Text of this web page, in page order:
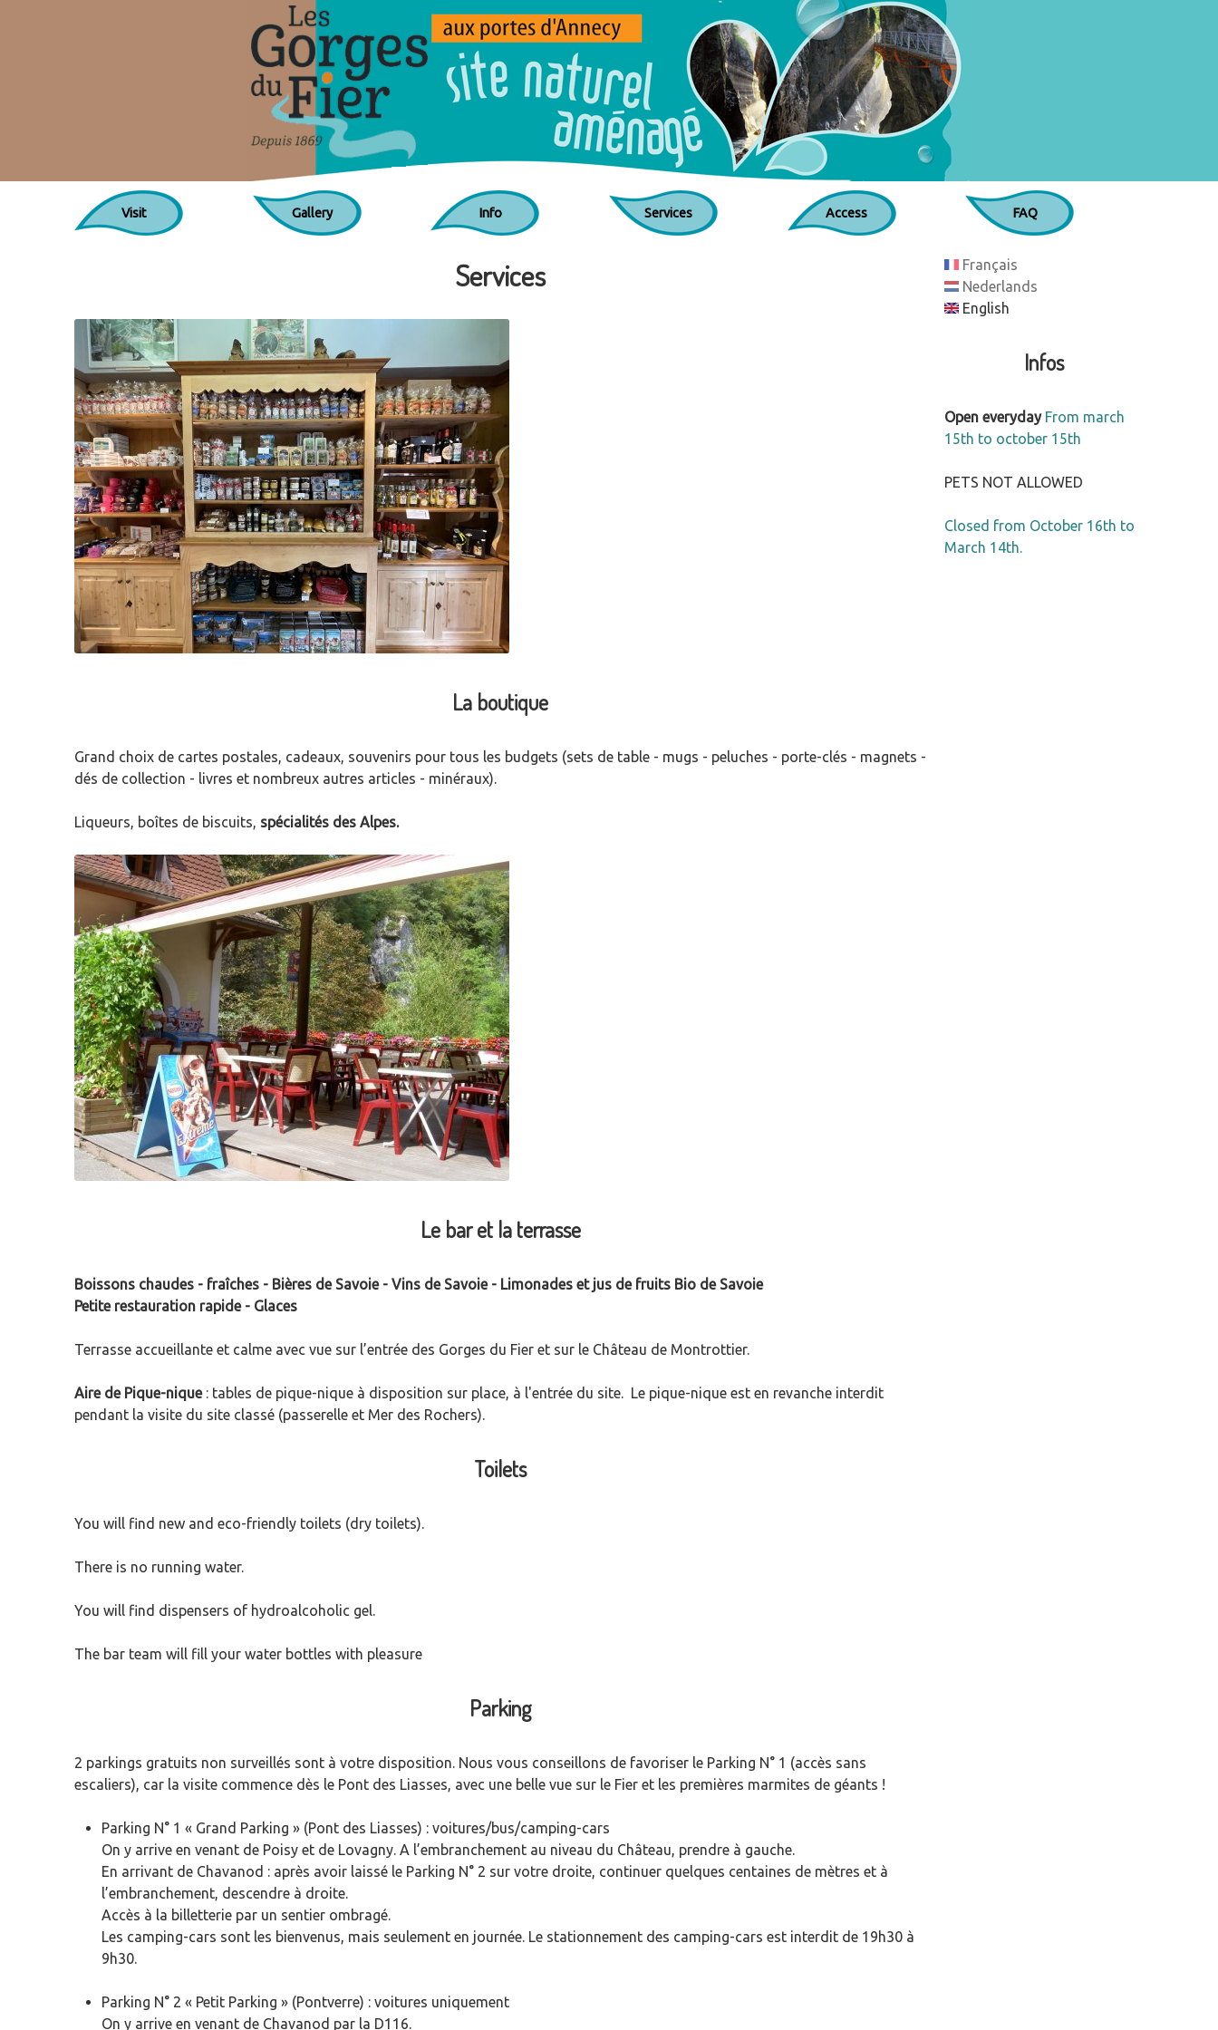
Jump to navigation
Visit Gallery Info Services Access FAQ
Services
La boutique
Grand choix de cartes postales, cadeaux, souvenirs pour tous les budgets (sets de table - mugs - peluches - porte-clés - magnets -
dés de collection - livres et nombreux autres articles - minéraux).
Liqueurs, boîtes de biscuits, spécialités des Alpes.
Le bar et la terrasse
Boissons chaudes - fraîches - Bières de Savoie - Vins de Savoie - Limonades et jus de fruits Bio de Savoie
Petite restauration rapide - Glaces
Terrasse accueillante et calme avec vue sur l’entrée des Gorges du Fier et sur le Château de Montrottier.
Aire de Pique-nique: tables de pique-nique à disposition sur place, à l'entrée du site. Le pique-nique est en revanche interdit
pendant la visite du site classé (passerelle et Mer des Rochers).
Toilets
You will find new and eco-friendly toilets (dry toilets).
There is no running water.
You will find dispensers of hydroalcoholic gel.
The bar team will fill your water bottles with pleasure
Parking
2 parkings gratuits non surveillés sont à votre disposition. Nous vous conseillons de favoriser le Parking N° 1 (accès sans
escaliers), car la visite commence dès le Pont des Liasses, avec une belle vue sur le Fier et les premières marmites de géants !
Parking N° 1 « Grand Parking » (Pont des Liasses) : voitures/bus/camping-cars
On y arrive en venant de Poisy et de Lovagny. A l’embranchement au niveau du Château, prendre à gauche.
En arrivant de Chavanod : après avoir laissé le Parking N° 2 sur votre droite, continuer quelques centaines de mètres et à
l’embranchement, descendre à droite.
Accès à la billetterie par un sentier ombragé.
Les camping-cars sont les bienvenus, mais seulement en journée. Le stationnement des camping-cars est interdit de 19h30 à
9h30.
Parking N° 2 « Petit Parking » (Pontverre) : voitures uniquement
On y arrive en venant de Chavanod par la D116.
Français
Nederlands
English
Infos
Open everyday From march
15th to october 15th
PETS NOT ALLOWED
Closed from October 16th to
March 14th.